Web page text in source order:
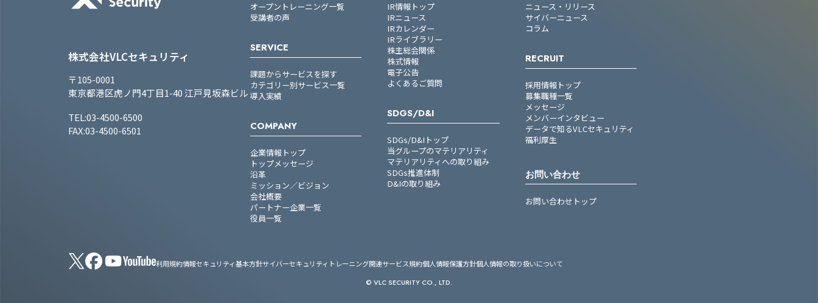
株式会社VLCセキュリティ
〒105-0001
東京都港区虎ノ門4丁目1-40 江戸見坂森ビル
TEL:03-4500-6500
FAX:03-4500-6501
オープントレーニング一覧
受講者の声
SERVICE
課題からサービスを探す
カテゴリー別サービス一覧
導入実績
COMPANY
企業情報トップ
トップメッセージ
沿革
ミッション／ビジョン
会社概要
パートナー企業一覧
役員一覧
IR情報トップ
IRニュース
IRカレンダー
IRライブラリー
株主総会関係
株式情報
電子公告
よくあるご質問
SDGS/D&I
SDGs/D&Iトップ
当グループのマテリアリティ
マテリアリティへの取り組み
SDGs推進体制
D&Iの取り組み
ニュース・リリース
サイバーニュース
コラム
RECRUIT
採用情報トップ
募集職種一覧
メッセージ
メンバーインタビュー
データで知るVLCセキュリティ
福利厚生
お問い合わせ
お問い合わせトップ
利用規約情報セキュリティ基本方針サイバーセキュリティトレーニング関連サービス規約個人情報保護方針個人情報の取り扱いについて
© VLC SECURITY CO., LTD.